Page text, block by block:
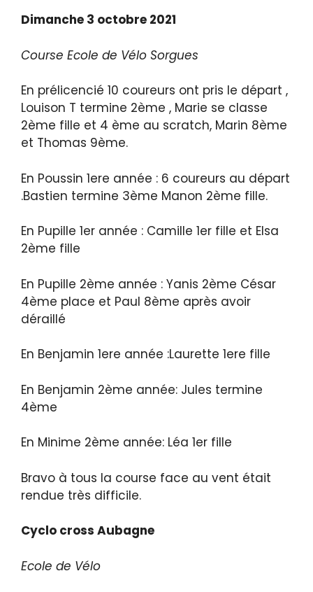
Dimanche 3 octobre 2021
Course Ecole de Vélo Sorgues
En prélicencié 10 coureurs ont pris le départ ,
Louison T termine 2ème , Marie se classe
2ème fille et 4 ème au scratch, Marin 8ème
et Thomas 9ème.
En Poussin 1ere année : 6 coureurs au départ
.Bastien termine 3ème Manon 2ème fille.
En Pupille 1er année : Camille 1er fille et Elsa
2ème fille
En Pupille 2ème année : Yanis 2ème César
4ème place et Paul 8ème après avoir
déraillé
En Benjamin 1ere année :Laurette 1ere fille
En Benjamin 2ème année: Jules termine
4ème
En Minime 2ème année: Léa 1er fille
Bravo à tous la course face au vent était
rendue très difficile.
Cyclo cross Aubagne
Ecole de Vélo